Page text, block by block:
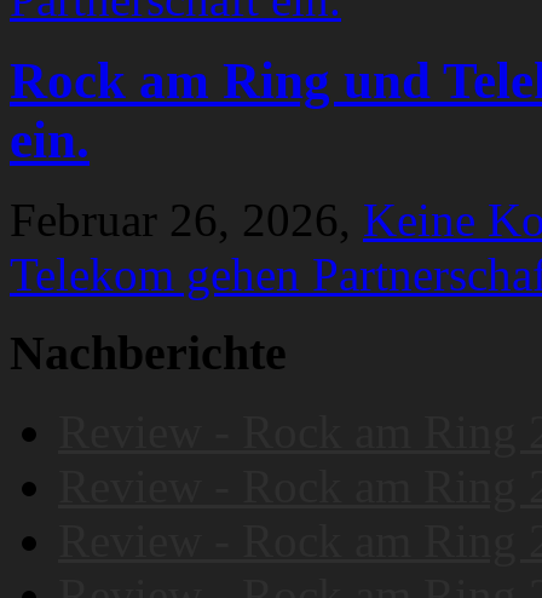
Rock am Ring und
ein.
Februar 26, 2026, Keine
Telekom gehen
Nachberichte